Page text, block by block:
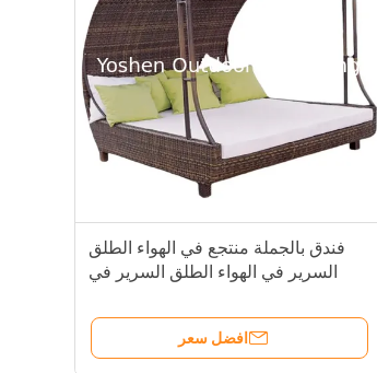
فندق بالجملة منتجع في الهواء الطلق
السرير في الهواء الطلق السرير في
السرير الشمسي السباحة---3002
افضل سعر